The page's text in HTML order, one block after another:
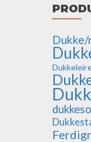
Dukke/